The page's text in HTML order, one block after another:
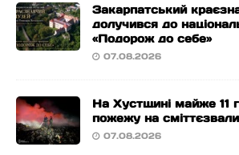
Закарпатський
долучився до
«Подорож до себе»
07.08.2026
На Хустщині майже 11
пожежу на
07.08.2026